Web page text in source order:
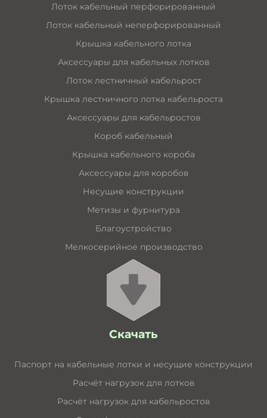
Лоток кабельный перфорированный
Лоток кабельный неперфорированный
Крышка кабельного лотка
Аксессуары для кабельных лотков
Лоток лестничный кабельрост
Крышка лестничного лотка кабельроста
Аксессуары для кабельростов
Короб кабельный
Крышка кабельного короба
Аксессуары для коробов
Несущие конструкции
Метизы и фурнитура
Благоустройство
Мелкосерийное производство
Скачать
Паспорт на кабельные лотки и несущие конструкции
Расчёт нагрузок для лотков
Расчёт нагрузок для кабельростов